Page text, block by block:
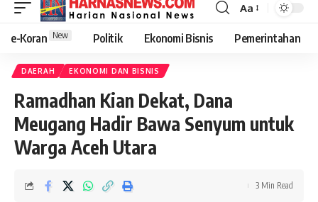
Aa
e-Koran New Politik Ekonomi Bisnis Pemerintahan
DAERAH EKONOMI DAN BISNIS
Ramadhan Kian Dekat, Dana
Meugang Hadir Bawa Senyum untuk
Warga Aceh Utara
3 Min Read